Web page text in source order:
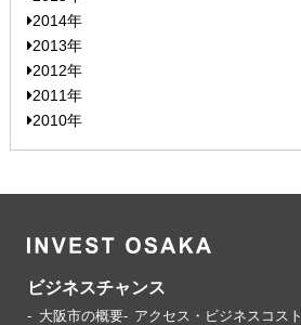
2014年
2013年
2012年
2011年
2010年
ビジネスチャンス
大阪市の概要 アクセス・ビジネスコスト